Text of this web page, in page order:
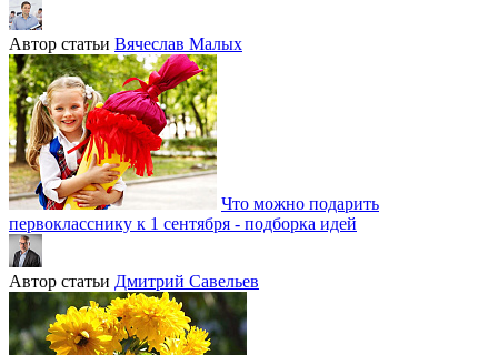
Автор статьи Вячеслав Малых
Что можно подарить
первокласснику к 1 сентября - подборка идей
Автор статьи Дмитрий Савельев